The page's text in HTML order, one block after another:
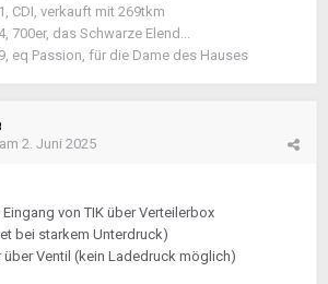
CDI, verkauft mit 269tkm
700er, das Schwarze Elend...
eq Passion, für die Dame des Hauses
2. Juni 2025
von TIK über Verteilerbox
bei starkem Unterdruck)
Ventil (kein Ladedruck möglich)